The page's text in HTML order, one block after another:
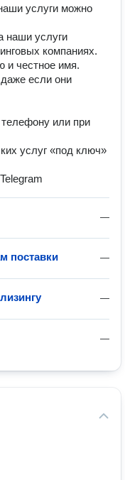
услуги можно
наши услуги
компаниях.
и честное имя.
если они
телефону или при
услуг «под ключ»
—
—
поставки
—
—